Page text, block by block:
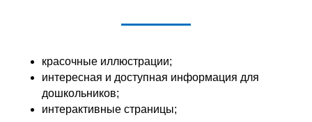
красочные иллюстрации;
интересная и доступная информация для
дошкольников;
интерактивные страницы;